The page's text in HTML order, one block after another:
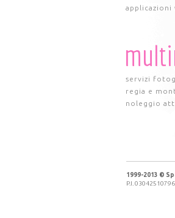
applicazioni
servizi
regia e
noleggio
1999-2013 ©
P.I. 03042510796